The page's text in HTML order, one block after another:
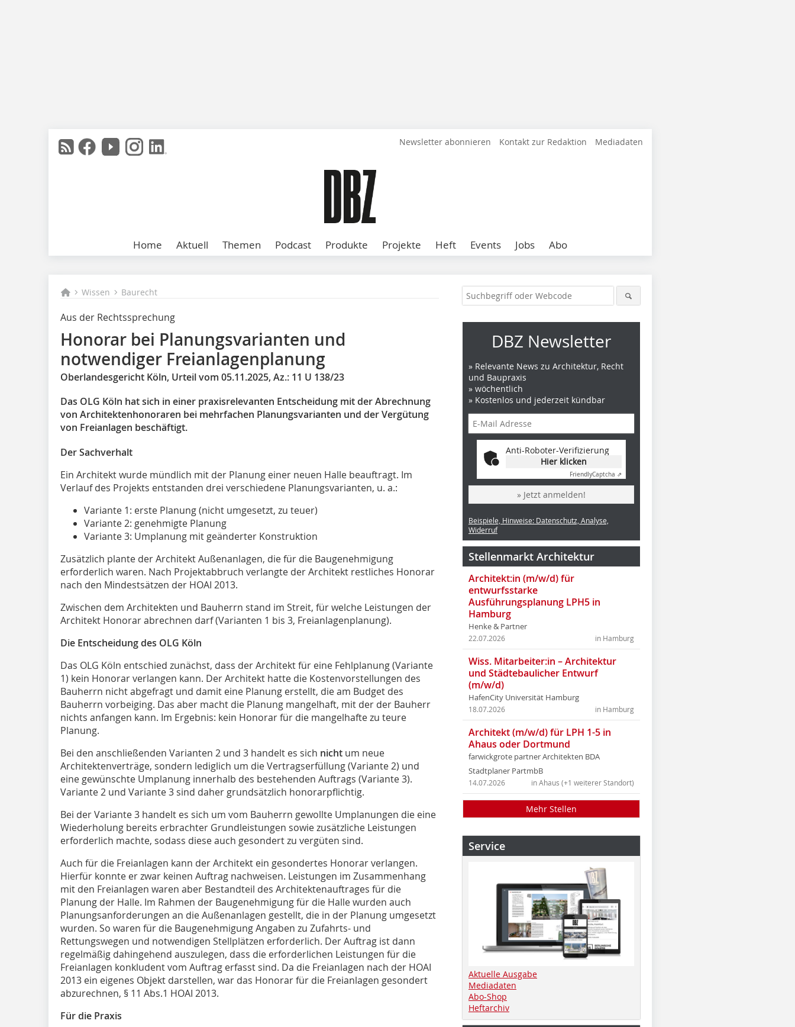
Newsletter abonnieren Kontakt zur Redaktion Mediadaten
Home Aktuell Themen Podcast Produkte Projekte Heft Events Jobs Abo
Wissen Baurecht
Aus der Rechtssprechung
Honorar bei Planungsvarianten und
notwendiger Freianlagenplanung
Oberlandesgericht Köln, Urteil vom 05.11.2025, Az.: 11 U 138/23
Das OLG Köln hat sich in einer praxisrelevanten Entscheidung mit der Abrechnung
von Architektenhonoraren bei mehrfachen Planungsvarianten und der Vergütung
von Freianlagen beschäftigt.
DerSachverhalt
Ein Architekt wurde mündlich mit der Planung einer neuen Halle beauftragt. Im
Verlauf des Projekts entstanden drei verschiedene Planungsvarianten, u. a.:
Variante 1: erste Planung (nicht umgesetzt, zu teuer)
Variante 2: genehmigte Planung
Variante 3: Umplanung mit geänderter Konstruktion
Zusätzlich plante der Architekt Außenanlagen, die für die Baugenehmigung
erforderlich waren. Nach Projektabbruch verlangte der Architekt restliches Honorar
nach den Mindestsätzen der HOAI 2013.
Zwischen dem Architekten und Bauherrn stand im Streit, für welche Leistungen der
Architekt Honorar abrechnen darf (Varianten 1 bis 3, Freianlagenplanung).
Die Entscheidung des OLG Köln
Das OLG Köln entschied zunächst, dass der Architekt für eine Fehlplanung (Variante
1) kein Honorar verlangen kann. Der Architekt hatte die Kostenvorstellungen des
Bauherrn nicht abgefragt und damit eine Planung erstellt, die am Budget des
Bauherrn vorbeiging. Das aber macht die Planung mangelhaft, mit der der Bauherr
nichts anfangen kann. Im Ergebnis: kein Honorar für die mangelhafte zu teure
Planung.
Bei den anschließenden Varianten 2 und 3 handelt es sich nicht um neue
Architektenverträge, sondern lediglich um die Vertragserfüllung (Variante 2) und
eine gewünschte Umplanung innerhalb des bestehenden Auftrags (Variante 3).
Variante 2 und Variante 3 sind daher grundsätzlich honorarpflichtig.
Bei der Variante 3 handelt es sich um vom Bauherrn gewollte Umplanungen die eine
Wiederholung bereits erbrachter Grundleistungen sowie zusätzliche Leistungen
erforderlich machte, sodass diese auch gesondert zu vergüten sind.
Auch für die Freianlagen kann der Architekt ein gesondertes Honorar verlangen.
Hierfür konnte er zwar keinen Auftrag nachweisen. Leistungen im Zusammenhang
mit den Freianlagen waren aber Bestandteil des Architektenauftrages für die
Planung der Halle. Im Rahmen der Baugenehmigung für die Halle wurden auch
Planungsanforderungen an die Außenanlagen gestellt, die in der Planung umgesetzt
wurden. So waren für die Baugenehmigung Angaben zu Zufahrts- und
Rettungswegen und notwendigen Stellplätzen erforderlich. Der Auftrag ist dann
regelmäßig dahingehend auszulegen, dass die erforderlichen Leistungen für die
Freianlagen konkludent vom Auftrag erfasst sind. Da die Freianlagen nach der HOAI
2013 ein eigenes Objekt darstellen, war das Honorar für die Freianlagen gesondert
abzurechnen, § 11 Abs.1 HOAI 2013.
Für die Praxis
DBZ Newsletter
» Relevante News zu Architektur, Recht
und Baupraxis
» wöchentlich
» Kostenlos und jederzeit kündbar
Anti-Roboter-Verifizierung
Hier klicken
FriendlyCaptcha ⇗
» Jetzt anmelden!
Beispiele, Hinweise: Datenschutz, Analyse,
Widerruf
Stellenmarkt Architektur
Architekt:in (m/w/d) für
entwurfsstarke
Ausführungsplanung LPH5 in
Hamburg
Henke & Partner
in Hamburg
22.07.2026
Wiss. Mitarbeiter:in – Architektur
und Städtebaulicher Entwurf
(m/w/d)
HafenCity Universität Hamburg
in Hamburg
18.07.2026
Architekt (m/w/d) für LPH 1-5 in
Ahaus oder Dortmund
farwickgrote partner Architekten BDA
Stadtplaner PartmbB
in Ahaus (+1 weiterer Standort)
14.07.2026
Mehr Stellen
Service
Aktuelle Ausgabe
Mediadaten
Abo-Shop
Heftarchiv